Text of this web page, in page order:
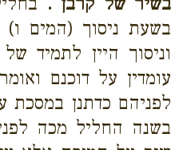
בשעת ניסוך (המים
וניסוך היין לתמיד
עומדין על דוכנם
לפניהם כדתנן במסכת
בשנה החליל מכה